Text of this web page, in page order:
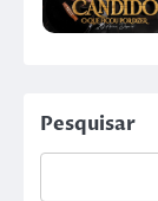
Pesquisar